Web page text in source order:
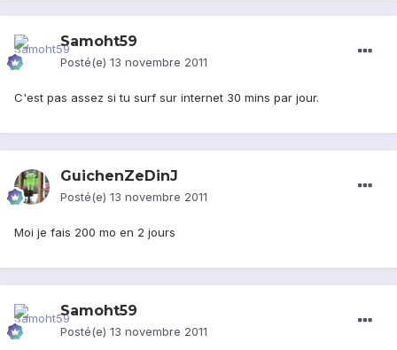
Samoht59
Posté(e) 13 novembre 2011
C'est pas assez si tu surf sur internet 30 mins par jour.
GuichenZeDinJ
Posté(e) 13 novembre 2011
Moi je fais 200 mo en 2 jours
Samoht59
Posté(e) 13 novembre 2011